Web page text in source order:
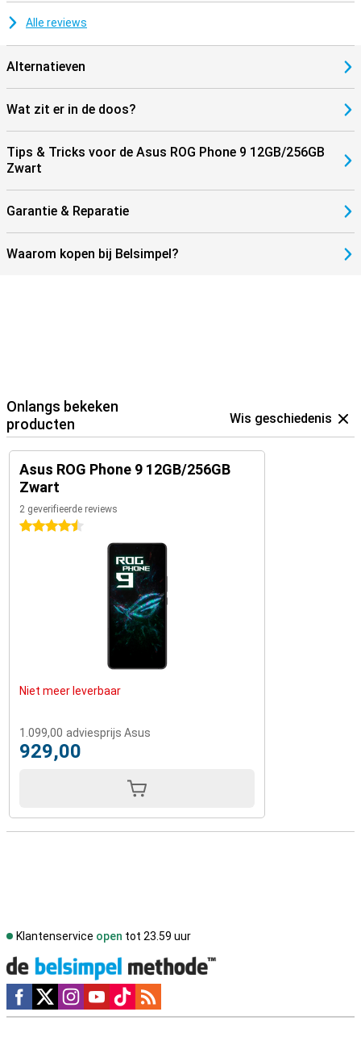
Alle reviews
Alternatieven
Wat zit er in de doos?
Tips & Tricks voor de Asus ROG Phone 9 12GB/256GB
Zwart
Garantie & Reparatie
Waarom kopen bij Belsimpel?
Onlangs bekeken
producten
Wis geschiedenis
Asus ROG Phone 9 12GB/256GB
Zwart
2 geverifieerde reviews
4.5 sterren
Niet meer leverbaar
1.099,00 adviesprijs Asus
929,00
Klantenservice open tot 23.59 uur
Social media